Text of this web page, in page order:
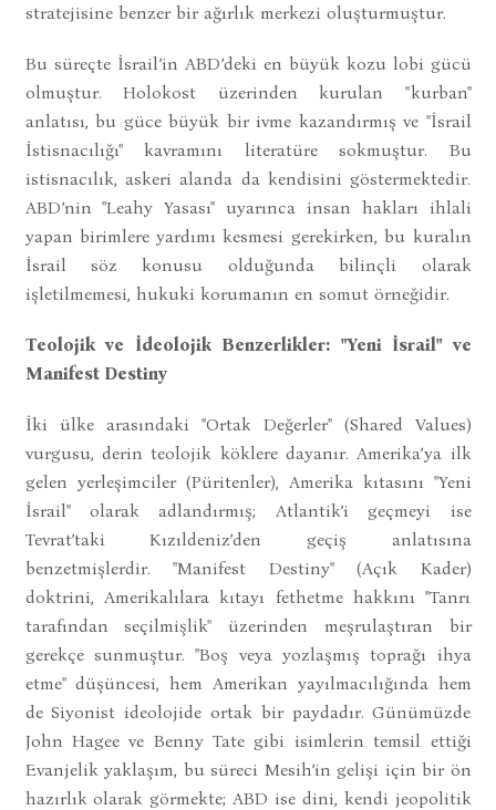
stratejisine benzer bir ağırlık merkezi oluşturmuştur.
Bu süreçte İsrail’in ABD’deki en büyük kozu lobi gücü
olmuştur. Holokost üzerinden kurulan "kurban"
anlatısı, bu güce büyük bir ivme kazandırmış ve "İsrail
İstisnacılığı" kavramını literatüre sokmuştur. Bu
istisnacılık, askeri alanda da kendisini göstermektedir.
ABD’nin "Leahy Yasası" uyarınca insan hakları ihlali
yapan birimlere yardımı kesmesi gerekirken, bu kuralın
İsrail söz konusu olduğunda bilinçli olarak
işletilmemesi, hukuki korumanın en somut örneğidir.
Teolojik ve İdeolojik Benzerlikler: "Yeni İsrail" ve
Manifest Destiny
İki ülke arasındaki "Ortak Değerler" (Shared Values)
vurgusu, derin teolojik köklere dayanır. Amerika’ya ilk
gelen yerleşimciler (Püritenler), Amerika kıtasını "Yeni
İsrail" olarak adlandırmış; Atlantik’i geçmeyi ise
Tevrat’taki Kızıldeniz’den geçiş anlatısına
benzetmişlerdir. "Manifest Destiny" (Açık Kader)
doktrini, Amerikalılara kıtayı fethetme hakkını "Tanrı
tarafından seçilmişlik" üzerinden meşrulaştıran bir
gerekçe sunmuştur. "Boş veya yozlaşmış toprağı ihya
etme" düşüncesi, hem Amerikan yayılmacılığında hem
de Siyonist ideolojide ortak bir paydadır. Günümüzde
John Hagee ve Benny Tate gibi isimlerin temsil ettiği
Evanjelik yaklaşım, bu süreci Mesih’in gelişi için bir ön
hazırlık olarak görmekte; ABD ise dini, kendi jeopolitik